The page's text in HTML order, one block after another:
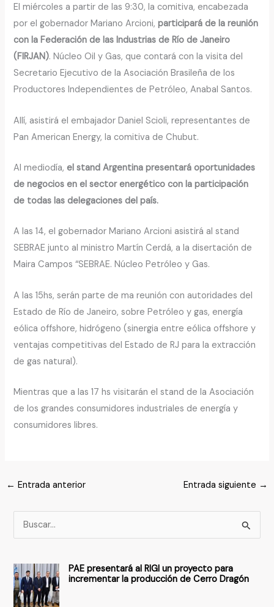
El miércoles a partir de las 9:30, la comitiva, encabezada
por el gobernador Mariano Arcioni,participará de la reunión
con la Federación de las Industrias de Río de Janeiro
(FIRJAN). Núcleo Oil y Gas, que contará con la visita del
Secretario Ejecutivo de la Asociación Brasileña de los
Productores Independientes de Petróleo, Anabal Santos.
Allí, asistirá el embajador Daniel Scioli, representantes de
Pan American Energy, la comitiva de Chubut.
Al mediodía,el stand Argentina presentará oportunidades
de negocios en el sector energético con la participación
de todas las delegaciones del país.
A las 14, el gobernador Mariano Arcioni asistirá al stand
SEBRAE junto al ministro Martín Cerdá, a la disertación de
Maira Campos “SEBRAE. Núcleo Petróleo y Gas.
A las 15hs, serán parte de ma reunión con autoridades del
Estado de Río de Janeiro, sobre Petróleo y gas, energía
eólica offshore, hidrógeno (sinergia entre eólica offshore y
ventajas competitivas del Estado de RJ para la extracción
de gas natural).
Mientras que a las 17 hs visitarán el stand de la Asociación
de los grandes consumidores industriales de energía y
consumidores libres.
← Entrada anterior Entrada siguiente →
u
c
a
PAE presentará al RIGI un proyecto para
incrementar la producción de Cerro Dragón